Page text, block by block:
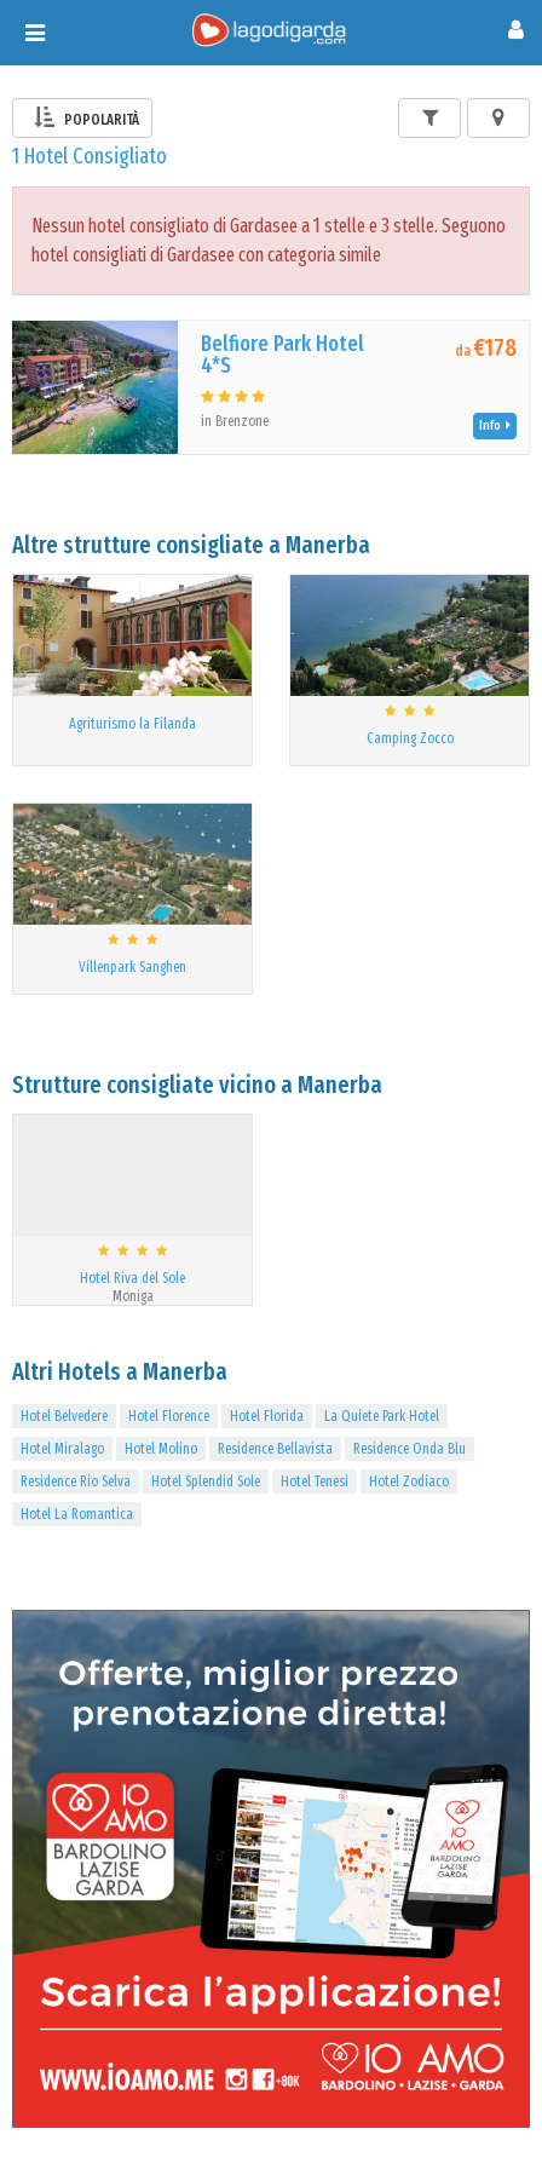
Toggle
navigation
POPOLARITÀ
1 Hotel Consigliato
Nessun hotel consigliato di Gardasee a 1 stelle e 3 stelle. Seguono
hotel consigliati di Gardasee con categoria simile
Belfiore Park Hotel
4*S
in Brenzone
da€178
Info
Altre strutture consigliate a Manerba
Agriturismo la Filanda
Camping Zocco
Villenpark Sanghen
Strutture consigliate vicino a Manerba
Hotel Riva del Sole
Moniga
Altri Hotels a Manerba
Hotel Belvedere Hotel Florence Hotel Florida
La Quiete Park Hotel
Hotel Miralago
Hotel Molino Residence Bellavista
Residence Onda Blu
Residence Rio Selva
Hotel Splendid Sole Hotel Tenesi
Hotel Zodiaco
Hotel La Romantica